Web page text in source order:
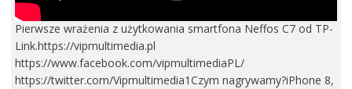
Pierwsze wrażenia z użytkowania smartfona Neffos C7 od TP-
Link.https://vipmultimedia.pl
https://www.facebook.com/vipmultimediaPL/
https://twitter.com/Vipmultimedia1Czym nagrywamy?iPhone 8,